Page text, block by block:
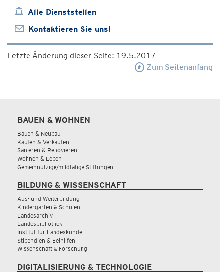
Alle Dienststellen
Kontaktieren Sie uns!
Letzte Änderung dieser Seite: 19.5.2017
Zum Seitenanfang
BAUEN & WOHNEN
Bauen & Neubau
Kaufen & Verkaufen
Sanieren & Renovieren
Wohnen & Leben
Gemeinnützige/mildtätige Stiftungen
BILDUNG & WISSENSCHAFT
Aus- und Weiterbildung
Kindergärten & Schulen
Landesarchiv
Landesbibliothek
Institut für Landeskunde
Stipendien & Beihilfen
Wissenschaft & Forschung
DIGITALISIERUNG & TECHNOLOGIE